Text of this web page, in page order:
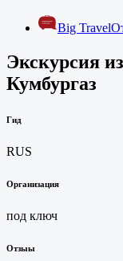
Big Travel
Экскурсия
Кумбургаз
Гид
RUS
Организация
под ключ
Отзыы